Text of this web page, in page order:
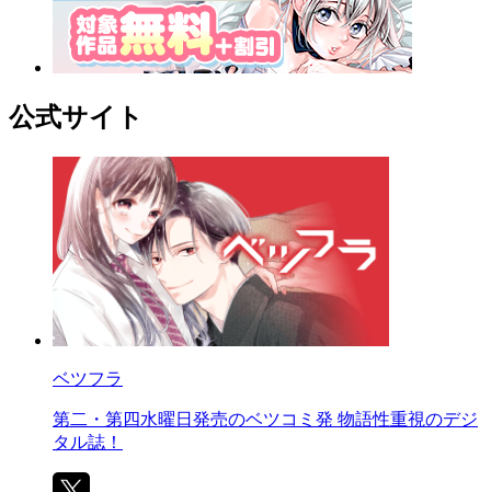
公式サイト
ベツフラ
第二・第四水曜日発売のベツコミ発 物語性重視のデジ
タル誌！